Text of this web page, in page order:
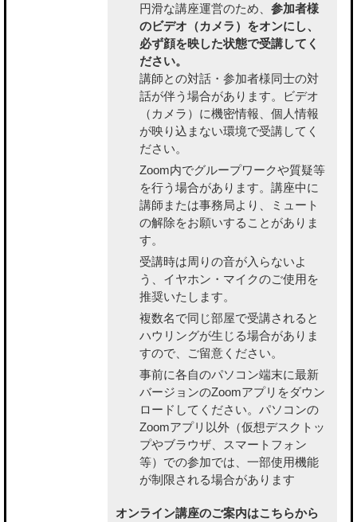
円滑な講座運営のため、 参加者様
のビデオ（カメラ）をオンにし、
必ず顔を映した状態で受講してく
ださい。
講師との対話・参加者様同士の対
話が伴う場合があります。ビデオ
（カメラ）に機密情報、個人情報
が映り込まない環境で受講してく
ださい。
Zoom内でグループワークや質疑等
を行う場合があります。講座中に
講師または事務局より、ミュート
の解除をお願いすることがありま
す。
受講時は周りの音が入らないよ
う、イヤホン・マイクのご使用を
推奨いたします。
複数名で同じ部屋で受講されると
ハウリングが生じる場合がありま
すので、ご留意ください。
事前に各自のパソコン端末に最新
バージョンのZoomアプリをダウン
ロードしてください。パソコンの
Zoomアプリ以外（仮想デスクトッ
プやブラウザ、スマートフォン
等）での参加では、一部使用機能
が制限される場合があります
オンライン講座のご案内はこちらから